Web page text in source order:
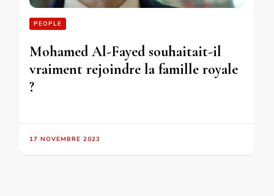
PEOPLE
Mohamed Al-Fayed souhaitait-il
vraiment rejoindre la famille royale
?
17 NOVEMBRE 2023